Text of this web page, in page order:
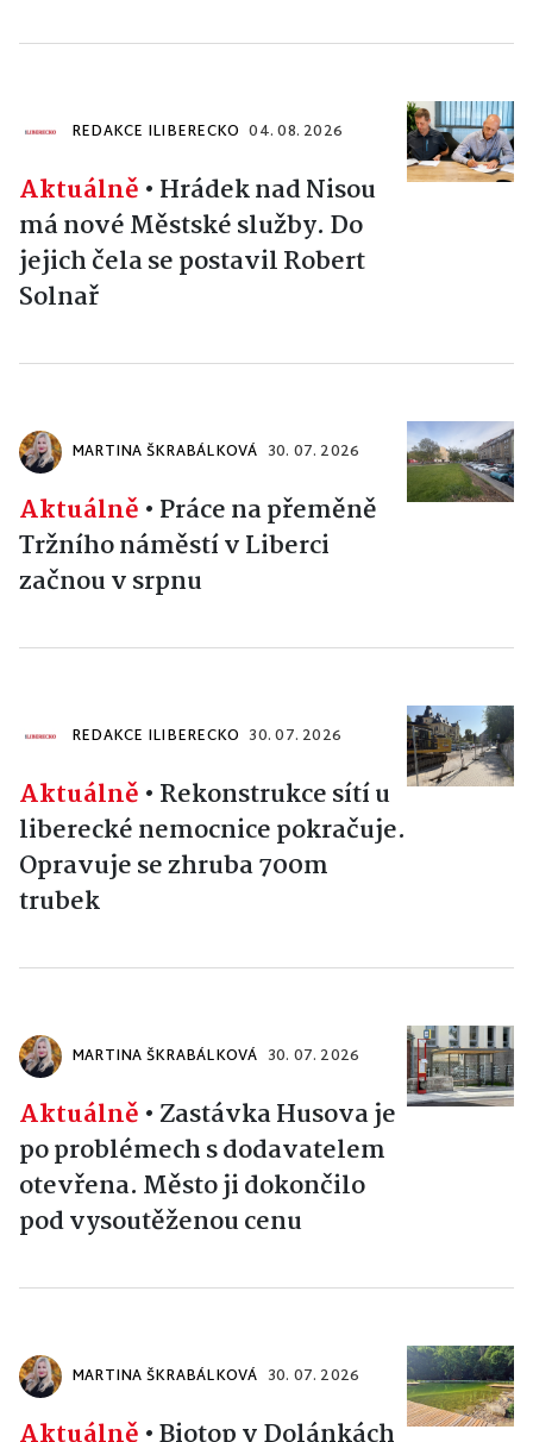
REDAKCE ILIBERECKO 04. 08. 2026
Aktuálně • Hrádek nad Nisou
má nové Městské služby. Do
jejich čela se postavil Robert
Solnař
MARTINA ŠKRABÁLKOVÁ 30. 07. 2026
Aktuálně • Práce na přeměně
Tržního náměstí v Liberci
začnou v srpnu
REDAKCE ILIBERECKO 30. 07. 2026
Aktuálně • Rekonstrukce sítí u
liberecké nemocnice pokračuje.
Opravuje se zhruba 700m
trubek
MARTINA ŠKRABÁLKOVÁ 30. 07. 2026
Aktuálně • Zastávka Husova je
po problémech s dodavatelem
otevřena. Město ji dokončilo
pod vysoutěženou cenu
MARTINA ŠKRABÁLKOVÁ 30. 07. 2026